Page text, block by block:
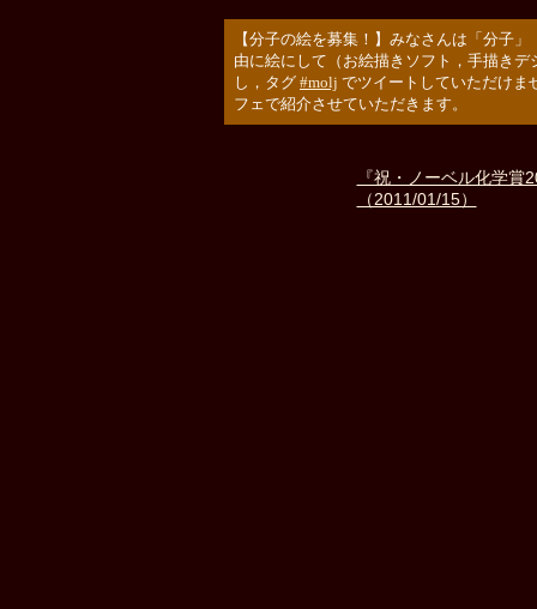
【分子の絵を募集！】みなさんは「分子
由に絵にして（お絵描きソフト，手描き
し，タグ #molj でツイートしていただけま
フェで紹介させていただきます。
『祝・ノーベル化学
（2011/01/15）